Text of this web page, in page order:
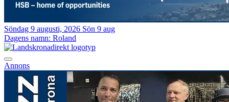
Söndag 9 augusti, 2026 Sön 9 aug
Dagens namn: Roland
Annons